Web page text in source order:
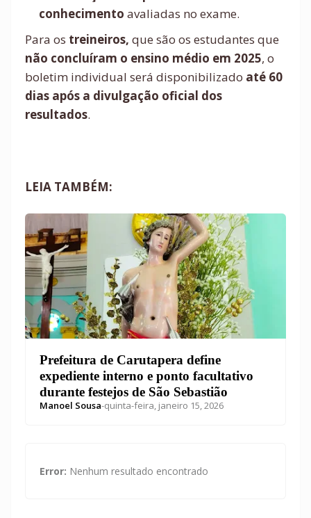
conhecimento avaliadas no exame.
Para os treineiros, que são os estudantes que
não concluíram o ensino médio em 2025, o
boletim individual será disponibilizado até 60
dias após a divulgação oficial dos
resultados.
LEIA TAMBÉM:
Prefeitura de Carutapera define
expediente interno e ponto facultativo
durante festejos de São Sebastião
Manoel Sousa-quinta-feira, janeiro 15, 2026
Error: Nenhum resultado encontrado